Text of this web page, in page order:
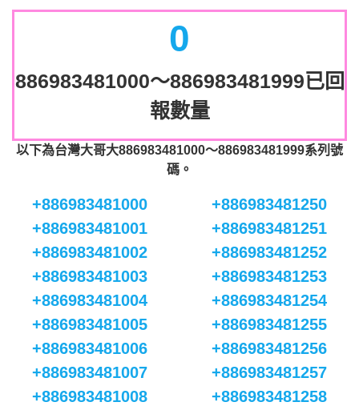
0
886983481000～886983481999已回
報數量
以下為台灣大哥大886983481000～886983481999系列號
碼。
+886983481000
+886983481001
+886983481002
+886983481003
+886983481004
+886983481005
+886983481006
+886983481007
+886983481008
+886983481250
+886983481251
+886983481252
+886983481253
+886983481254
+886983481255
+886983481256
+886983481257
+886983481258